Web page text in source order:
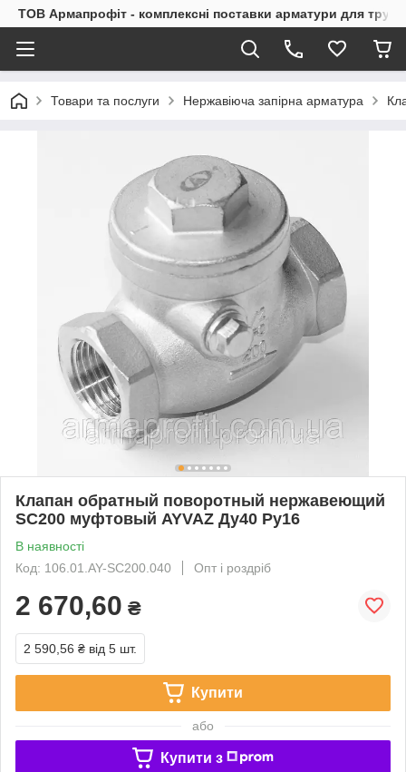
ТОВ Армапрофіт - комплексні поставки арматури для
Товари та послуги Нержавіюча запірна арматура
Клапан обратный поворотный нержавеющий
SC200 муфтовый AYVAZ Ду40 Ру16
В наявності
Код: 106.01.AY-SC200.040
Опт і роздріб
2 670,60 ₴
2 590,56 ₴ від 5 шт.
Купити
або
Купити з